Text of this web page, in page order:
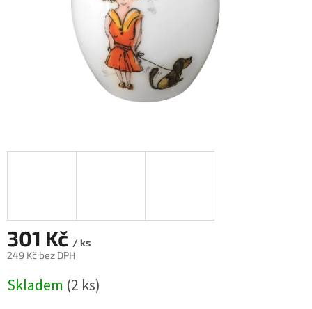
301 Kč / ks
249 Kč bez DPH
cena:
Skladem (2 ks)